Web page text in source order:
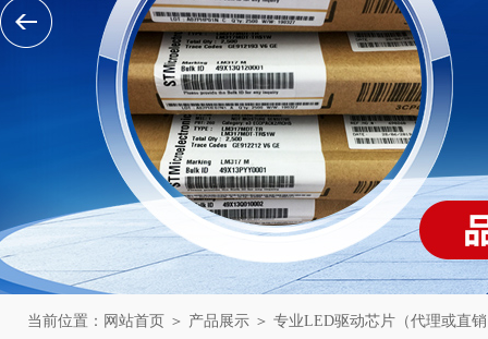
当前位置： 网站首页 ＞ 产品展示 ＞ 专业LED驱动芯片（代理或直